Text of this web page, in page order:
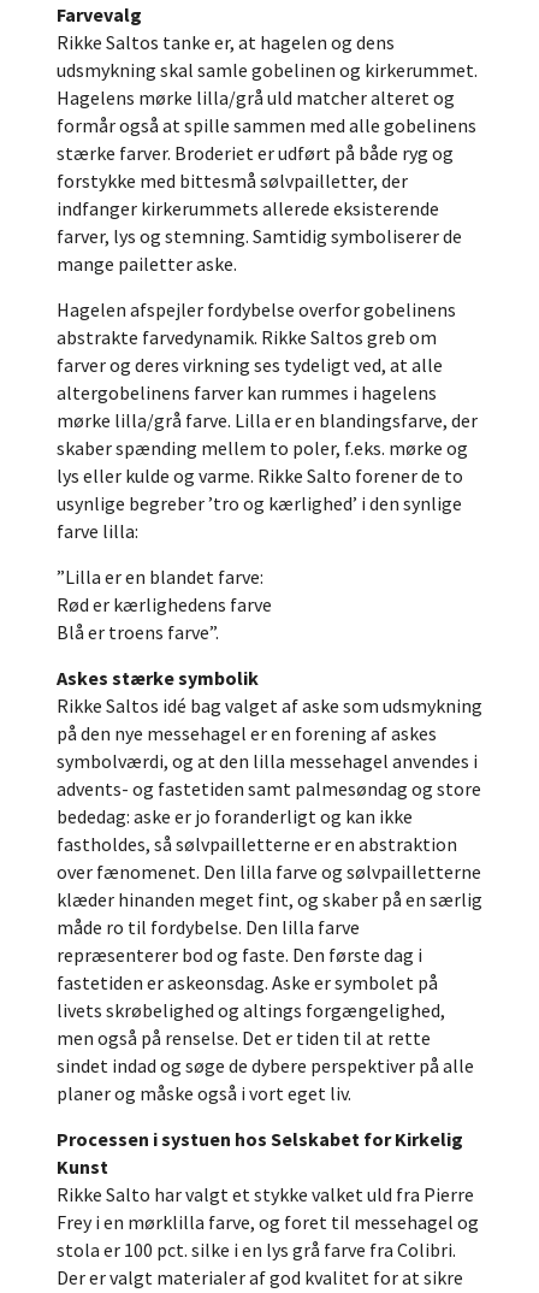
Farvevalg
Rikke Saltos tanke er, at hagelen og dens
udsmykning skal samle gobelinen og kirkerummet.
Hagelens mørke lilla/grå uld matcher alteret og
formår også at spille sammen med alle gobelinens
stærke farver. Broderiet er udført på både ryg og
forstykke med bittesmå sølvpailletter, der
indfanger kirkerummets allerede eksisterende
farver, lys og stemning. Samtidig symboliserer de
mange pailetter aske.
Hagelen afspejler fordybelse overfor gobelinens
abstrakte farvedynamik. Rikke Saltos greb om
farver og deres virkning ses tydeligt ved, at alle
altergobelinens farver kan rummes i hagelens
mørke lilla/grå farve. Lilla er en blandingsfarve, der
skaber spænding mellem to poler, f.eks. mørke og
lys eller kulde og varme. Rikke Salto forener de to
usynlige begreber ’tro og kærlighed’ i den synlige
farve lilla:
”Lilla er en blandet farve:
Rød er kærlighedens farve
Blå er troens farve”.
Askes stærke symbolik
Rikke Saltos idé bag valget af aske som udsmykning
på den nye messehagel er en forening af askes
symbolværdi, og at den lilla messehagel anvendes i
advents- og fastetiden samt palmesøndag og store
bededag: aske er jo foranderligt og kan ikke
fastholdes, så sølvpailletterne er en abstraktion
over fænomenet. Den lilla farve og sølvpailletterne
klæder hinanden meget fint, og skaber på en særlig
måde ro til fordybelse. Den lilla farve
repræsenterer bod og faste. Den første dag i
fastetiden er askeonsdag. Aske er symbolet på
livets skrøbelighed og altings forgængelighed,
men også på renselse. Det er tiden til at rette
sindet indad og søge de dybere perspektiver på alle
planer og måske også i vort eget liv.
Processen i systuen hos Selskabet for Kirkelig
Kunst
Rikke Salto har valgt et stykke valket uld fra Pierre
Frey i en mørklilla farve, og foret til messehagel og
stola er 100 pct. silke i en lys grå farve fra Colibri.
Der er valgt materialer af god kvalitet for at sikre